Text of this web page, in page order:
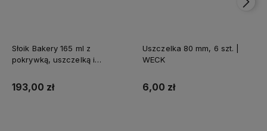
Słoik Bakery 165 ml z
pokrywką, uszczelką i
193,00 zł
Uszczelka 80 mm, 6 szt. |
WECK
6,00 zł